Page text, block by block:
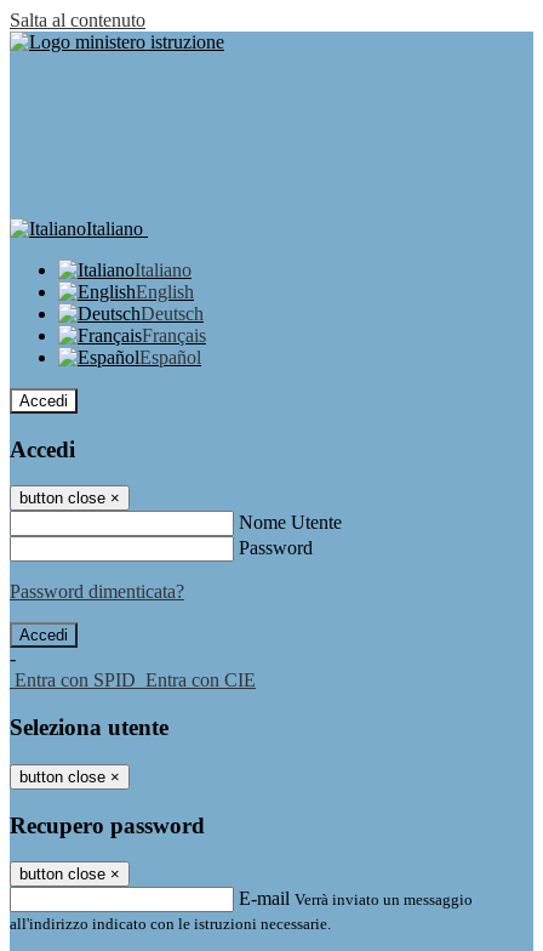
Salta al contenuto
Italiano
Italiano
English
Deutsch
Français
Español
Accedi
Accedi
button close ×
Nome Utente
Password
Password dimenticata?
-
Entra con SPID Entra con CIE
Seleziona utente
button close ×
Recupero password
button close ×
E-mail Verrà inviato un messaggio
all'indirizzo indicato con le istruzioni necessarie.